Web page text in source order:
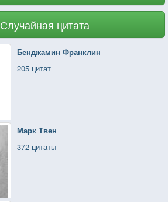
Случайная цитата
Бенджамин Франклин
205 цитат
Марк Твен
372 цитаты